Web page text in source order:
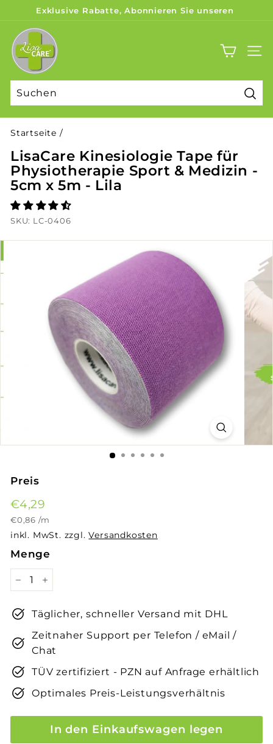
zum
Inhalt
Exklusive Rabatte, Abonnieren Sie unseren
Newsletter
L
i
s
a
C
a
r
Startseite /
LisaCare Kinesiologie Tape für
Physiotherapie Sport & Medizin -
5cm x 5m - Lila
SKU: LC-0406
Preis
Normaler
Preis
€4,29
€0,86 €0,86
/m
inkl. MwSt. zzgl.Versandkosten
Menge
Täglicher, schneller Versand mit DHL
Zeitnaher Support per Telefon / eMail /
Chat
TÜV zertifiziert - PZN auf Anfrage erhältlich
Optimales Preis-Leistungsverhältnis
In den Einkaufswagen legen